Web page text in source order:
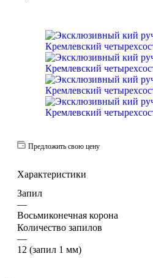
Предложить свою цену
Характеристики
Запил
—
Восьмиконечная корона
Количество запилов
—
12 (запил 1 мм)